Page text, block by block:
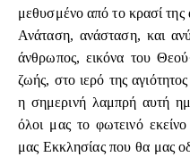
μεθυσμένο από το κρασί της
Ανάταση, ανάσταση, και
άνθρωπος, εικόνα του
ζωής, στο ιερό της
η σημερινή λαμπρή αυτή
όλοι μας το φωτεινό
μας Εκκλησίας που θα μας